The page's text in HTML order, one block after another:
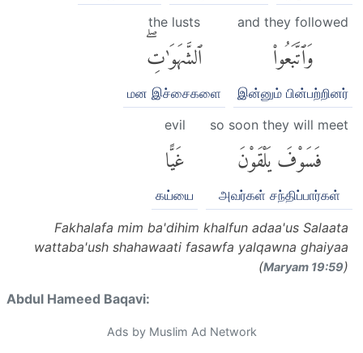
and they followed
وَٱتَّبَعُوا۟
இன்னும் பின்பற்றினர்
the lusts
ٱلشَّهَوَٰتِۖ
மன இச்சைகளை
so soon they will meet
فَسَوْفَ يَلْقَوْنَ
அவர்கள் சந்திப்பார்கள்
evil
غَيًّا
கய்யை
Fakhalafa mim ba'dihim khalfun adaa'us Salaata
wattaba'ush shahawaati fasawfa yalqawna ghaiyaa
(Maryam 19:59)
Abdul Hameed Baqavi:
Ads by Muslim Ad Network